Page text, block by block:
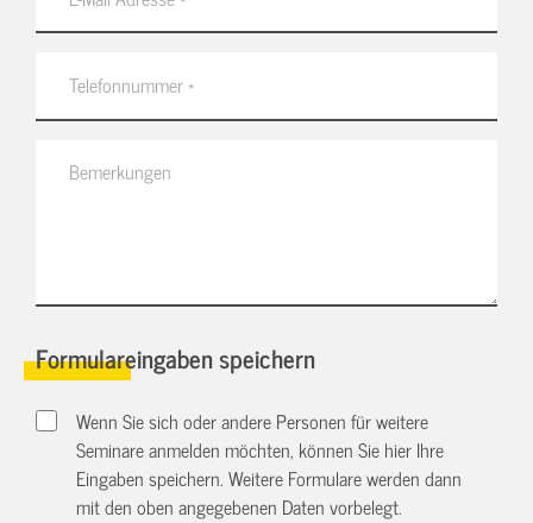
Formulareingaben speichern
Wenn Sie sich oder andere Personen für weitere
Seminare anmelden möchten, können Sie hier Ihre
Eingaben speichern. Weitere Formulare werden dann
mit den oben angegebenen Daten vorbelegt.